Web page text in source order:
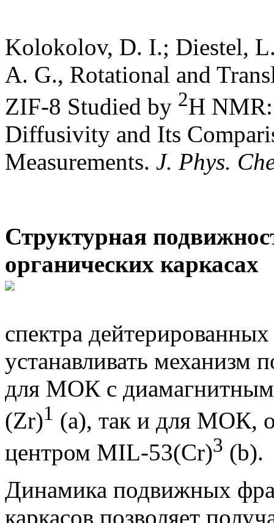
Kolokolov, D. I.; Diestel,
A. G., Rotational and
ZIF-8 Studied by 2H
Diffusivity and Its
Measurements. J. Phys.
Структурная
органических каркасах
спектра
устанавливать механизм
для МОК с
(Zr)1 (а), так и для МОК,
центром MIL-53(Cr)3 (b).
Динамика подвижных
каркасов позволяет